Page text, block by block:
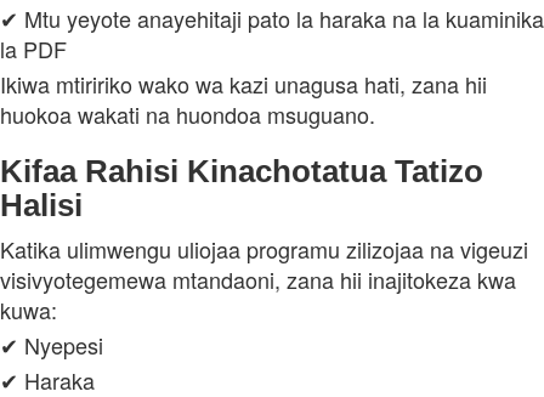
✔ Mtu yeyote anayehitaji pato la haraka na la kuaminika
la PDF
Ikiwa mtiririko wako wa kazi unagusa hati, zana hii
huokoa wakati na huondoa msuguano.
Kifaa Rahisi Kinachotatua Tatizo
Halisi
Katika ulimwengu uliojaa programu zilizojaa na vigeuzi
visivyotegemewa mtandaoni, zana hii inajitokeza kwa
kuwa:
✔ Nyepesi
✔ Haraka